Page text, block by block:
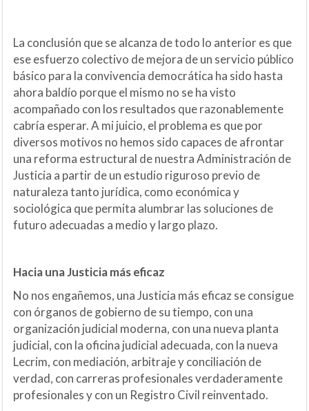
La conclusión que se alcanza de todo lo anterior es que
ese esfuerzo colectivo de mejora de un servicio público
básico para la convivencia democrática ha sido hasta
ahora baldío porque el mismo no se ha visto
acompañado con los resultados que razonablemente
cabría esperar. A mi juicio, el problema es que por
diversos motivos no hemos sido capaces de afrontar
una reforma estructural de nuestra Administración de
Justicia a partir de un estudio riguroso previo de
naturaleza tanto jurídica, como económica y
sociológica que permita alumbrar las soluciones de
futuro adecuadas a medio y largo plazo.
Hacia una Justicia más eficaz
No nos engañemos, una Justicia más eficaz se consigue
con órganos de gobierno de su tiempo, con una
organización judicial moderna, con una nueva planta
judicial, con la oficina judicial adecuada, con la nueva
Lecrim, con mediación, arbitraje y conciliación de
verdad, con carreras profesionales verdaderamente
profesionales y con un Registro Civil reinventado.